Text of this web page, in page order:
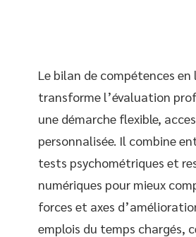
Le bilan de compétences en
transforme l’évaluation
une démarche flexible,
personnalisée. Il combine
tests psychométriques et
numériques pour mieux
forces et axes
emplois du temps chargés,